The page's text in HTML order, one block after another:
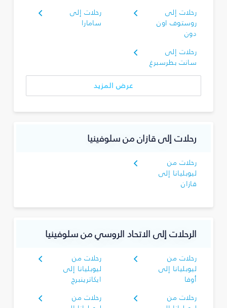
رحلات إلى
روستوف اون
دون
رحلات إلى
سامارا
رحلات إلى
سانت بطرسبرغ
عرض المزيد
رحلات إلى قازان من سلوفينيا
رحلات من
ليوبليانا إلى
قازان
الرحلات إلى الاتحاد الروسي من سلوفينيا
رحلات من
ليوبليانا إلى
أوفا
رحلات من
ليوبليانا إلى
ايكاترينبرج
رحلات من
رحلات من